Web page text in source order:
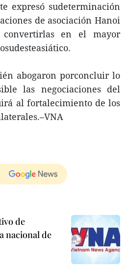
expresó sudeterminación
de asociación Hanoi
convertirlas en el mayor
abogaron porconcluir lo
las negociaciones del
al fortalecimiento de los
de
nacional de